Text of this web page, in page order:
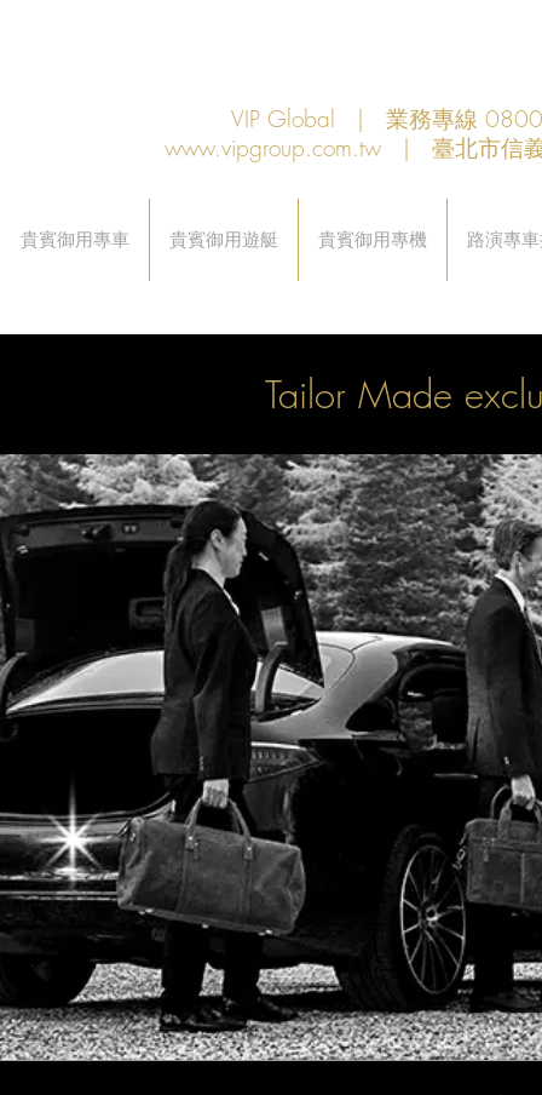
VIP Global | 業務專線
www.vipgroup.com.tw | 臺北市信
貴賓御用專車 貴賓御用遊艇 貴賓御用專機 路演專
Tailor Made